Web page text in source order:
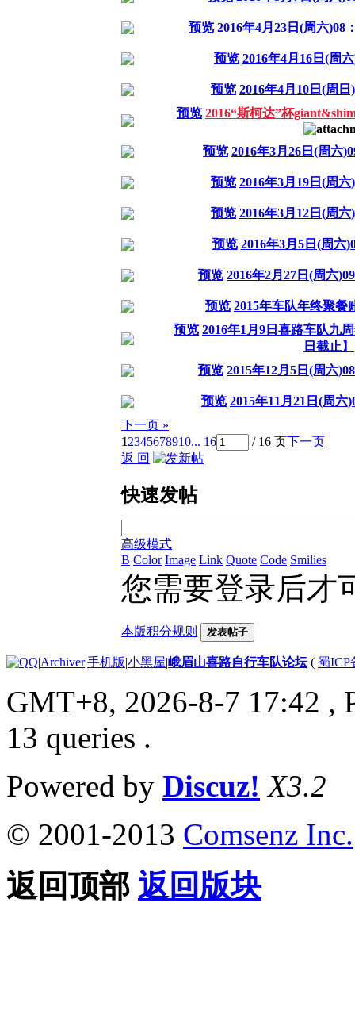
预览 2016年4月23日(周六)08
预览 2016年4月16日(周
预览 2016年4月10日(周
预览 2016“斯柯达”杯
预览 2016年3月26日(周六
预览 2016年3月19日(周
预览 2016年3月12日(周
预览 2016年3月5日(周六
预览 2016年2月27日(周六
预览 2015年车队年终聚餐
预览 2016年1月9日喜路车队九
日截止】
预览 2015年12月5日(周六
预览 2015年11月21日(周六
下一页 »
12345678910... 16 / 16 页下一页
返 回
快速发帖
高级模式
B Color Image Link Quote Code Smilies
您需要登录后才
本版积分规则 发表帖子
|Archiver|手机版|小黑屋|峨眉山喜路自行车队论坛( 蜀ICP
GMT+8, 2026-8-7 17:42 ,
13 queries .
Powered by Discuz! X3.2
© 2001-2013 Comsenz Inc.
返回顶部 返回版块